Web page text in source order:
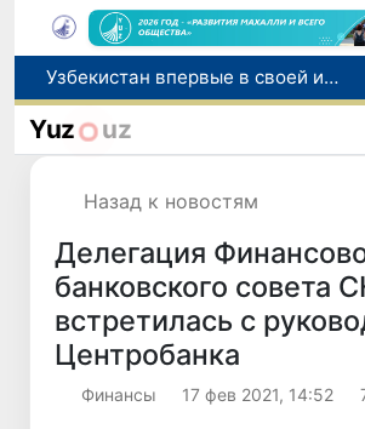
Узбекистан впервые в своей истории примет престижную Международную олимпиаду по информатике IOI 2026
Число пользователей мобильного интернета в Узбекистане за 10 лет выросло в 4,3 раза
Yuz uz
Назад к новостям
Делегация
банковского совета
встретилась с
Центробанка
Финансы 17 фев 2021, 14:52